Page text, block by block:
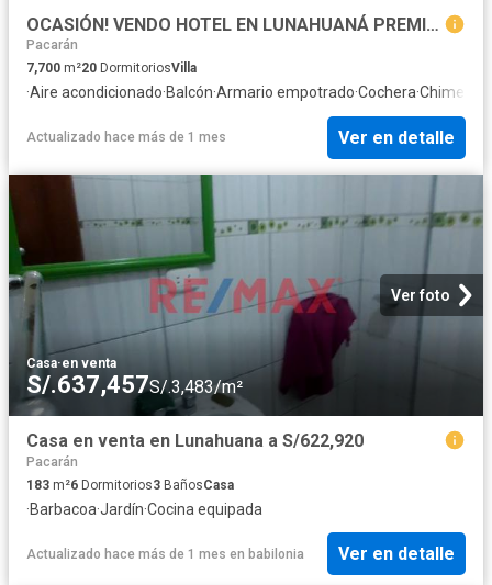
OCASIÓN! VENDO HOTEL EN LUNAHUANÁ PREMIADO Y OPERANDO 100% RENTABLE
Pacarán
7,700 m²20 DormitoriosVilla
·Aire acondicionado·Balcón·Armario empotrado·Cochera·Chimenea
Actualizado hace más de 1 mes Ver en detalle
Ver foto
Casa·en venta
S/.637,457S/.3,483/m²
Casa en venta en Lunahuana a S/622,920
Pacarán
183 m²6 Dormitorios3 BañosCasa
·Barbacoa·Jardín·Cocina equipada
Actualizado hace más de 1 mes en babilonia Ver en detalle